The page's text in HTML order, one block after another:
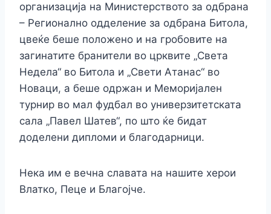
организација на Министерството за одбрана
– Регионално одделение за одбрана Битола,
цвеќе беше положено и на гробовите на
загинатите бранители во црквите „Света
Недела“ во Битола и „Свети Атанас“ во
Новаци, а беше одржан и Меморијален
турнир во мал фудбал во универзитетската
сала „Павел Шатев“, по што ќе бидат
доделени дипломи и благодарници.
Нека им е вечна славата на нашите херои
Влатко, Пеце и Благојче.